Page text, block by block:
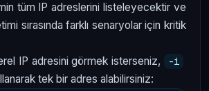
tüm IP adreslerini listeleyecektir ve
sırasında farklı senaryolar için kritik
IP adresini görmek isterseniz,
-i
tek bir adres alabilirsiniz: